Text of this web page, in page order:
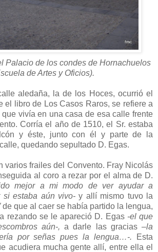
Palacio de los condes de Hornachuelos
de Artes y Oficios).
aledaña, la de los Hoces, ocurrió el
el libro de Los Casos Raros, se refiere a
que vivía en una casa de esa calle frente
Corría el año de 1510, el Sr. estaba
y éste, junto con él y parte de la
quedando sepultado D. Egas.
varios frailes del Convento. Fray Nicolás
al coro a rezar por el alma de D.
mejor a mi modo de ver ayudar a
si estaba aún vivo- y allí mismo tuvo la
de que al caer se había partido la lengua,
rezando se le apareció D. Egas -el que
aún-, a darle las gracias–la
por señas pues la lengua…-. Esta
acudiera mucha gente allí, entre ella el